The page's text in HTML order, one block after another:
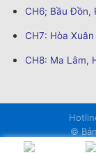
CH6; Bầu Đồn,
CH7: Hòa
CH8: Ma Lâm,
©
http://